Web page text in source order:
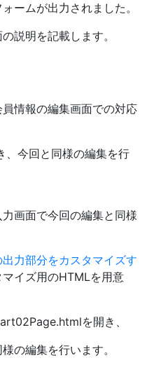
ームが出力されました。
説明を記載します。
情報の編集画面での対応
今回と同様の編集を行
画面で今回の編集と同様
力部分をカスタマイズす
イズ用のHTMLを用意
を開き、
の編集を行います。